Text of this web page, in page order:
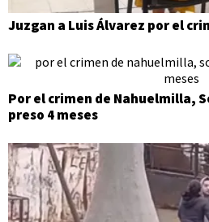
Juzgan a Luis Álvarez por el
Por el crimen de Nahuelmilla,
preso 4 meses